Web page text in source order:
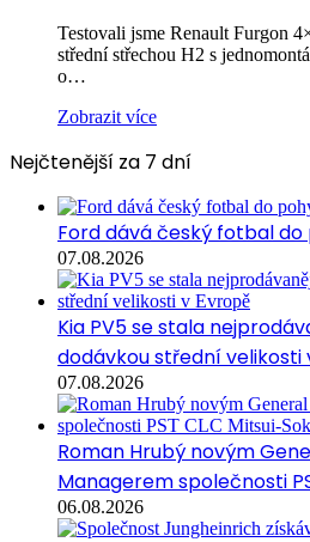
Testovali jsme Renault Furgon
střední střechou H2 s
o…
Zobrazit více
Nejčtenější za 7 dní
Ford dává český fotbal do
07.08.2026
Kia PV5 se stala
dodávkou střední velikosti
07.08.2026
Roman Hrubý novým
Managerem společnosti
06.08.2026